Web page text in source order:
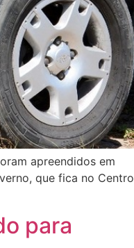
apreendidos em
que fica no Centro
para